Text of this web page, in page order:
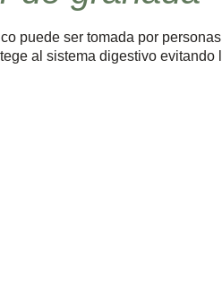
puede ser tomada por
al sistema digestivo evitando